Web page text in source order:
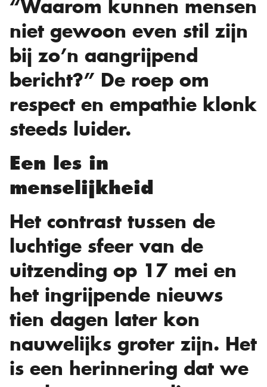
“Waarom kunnen mensen
niet gewoon even stil zijn
bij zo’n aangrijpend
bericht?” De roep om
respect en empathie klonk
steeds luider.
Een les in
menselijkheid
Het contrast tussen de
luchtige sfeer van de
uitzending op 17 mei en
het ingrijpende nieuws
tien dagen later kon
nauwelijks groter zijn. Het
is een herinnering dat we